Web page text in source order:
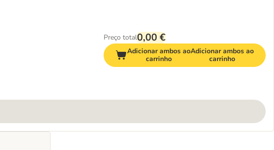
Preço total0,00 €
Adicionar ambos ao
carrinho
Adicionar ambos ao
carrinho